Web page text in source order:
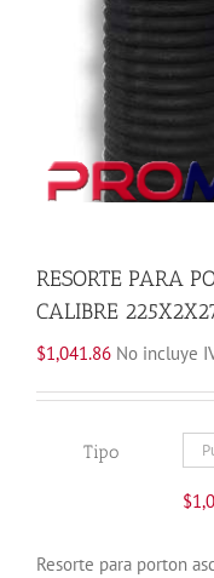
RESORTE PARA
CALIBRE
$1,041.86 No incluye
Tipo
$
Resorte para porton